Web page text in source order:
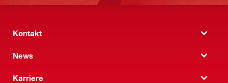
Kontakt
News
Karriere